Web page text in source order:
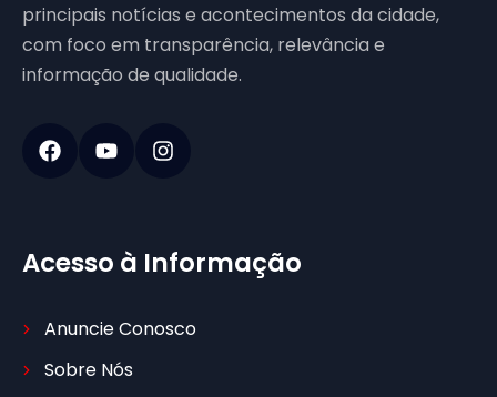
principais notícias e acontecimentos da cidade,
com foco em transparência, relevância e
informação de qualidade.
Acesso à Informação
Anuncie Conosco
Sobre Nós